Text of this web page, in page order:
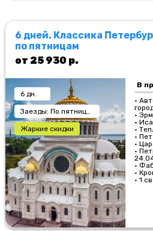
6 дней. Классика
по пятницам
от 25 930 р.
6 дн.
Заезды: По пятницам
Жаркие скидки
В
•
•
•
•
•
•
•
•
•
• 1